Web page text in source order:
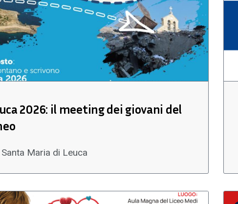
2026: il meeting dei giovani del
Maria di Leuca